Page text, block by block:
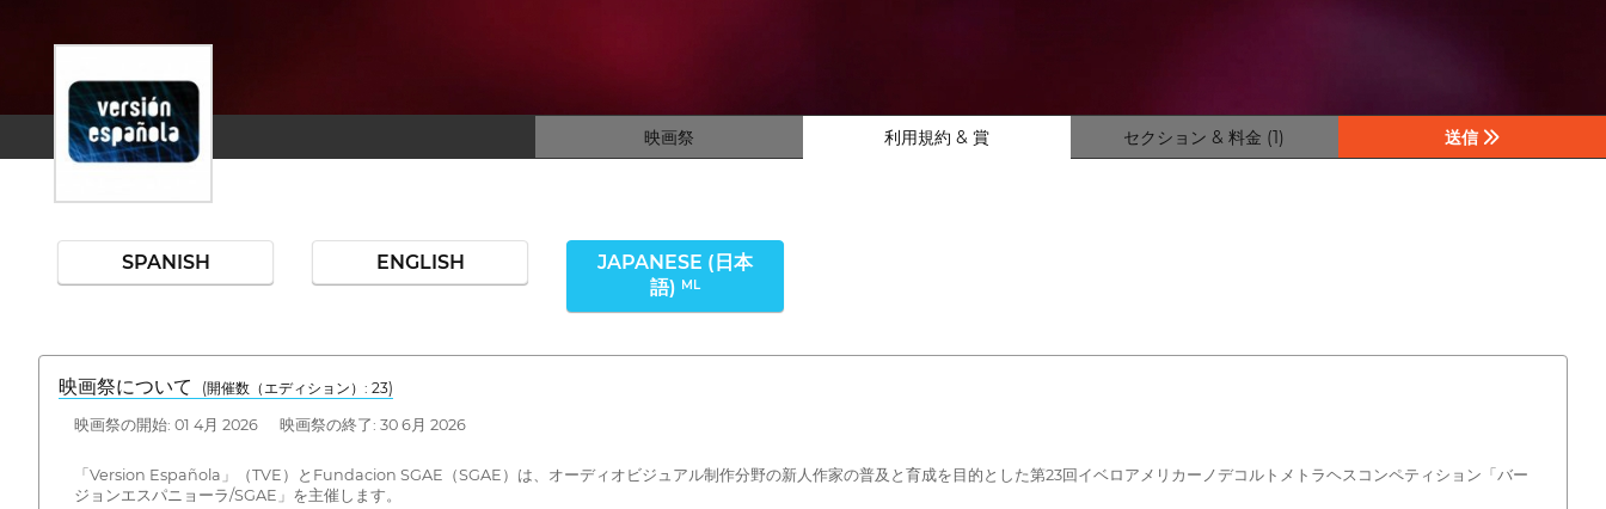
映画祭 利用規約 & 賞 セクション & 料金 (1) 送信
SPANISH ENGLISH
JAPANESE (日本
語) ML
映画祭について (開催数（エディション）: 23)
映画祭の開始: 01 4月 2026 映画祭の終了: 30 6月 2026
「Version Española」（TVE）とFundacion SGAE（SGAE）は、オーディオビジュアル制作分野の新人作家の普及と育成を目的とした第23回イベロアメリカーノデコルトメトラヘスコンペティション「バー
ジョンエスパニョーラ/SGAE」を主催します。